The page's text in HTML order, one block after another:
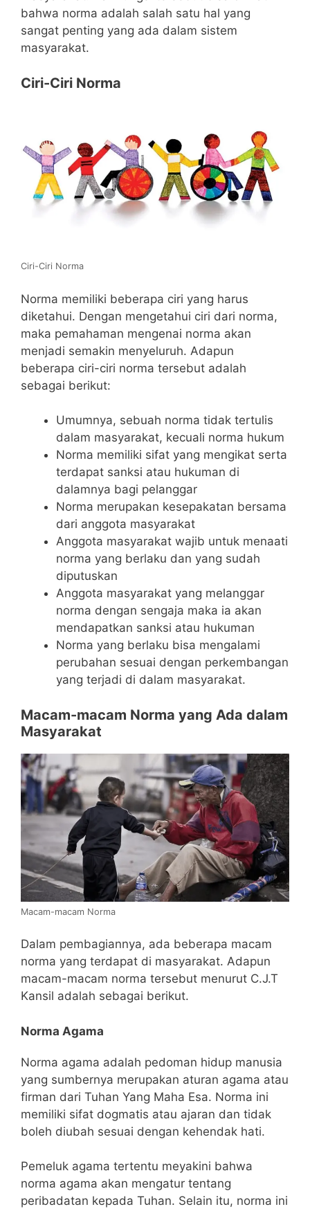
bahwa norma adalah salah satu hal yang
sangat penting yang ada dalam sistem
masyarakat.
Ciri-Ciri Norma
Ciri-Ciri Norma
Norma memiliki beberapa ciri yang harus
diketahui. Dengan mengetahui ciri dari norma,
maka pemahaman mengenai norma akan
menjadi semakin menyeluruh. Adapun
beberapa ciri-ciri norma tersebut adalah
sebagai berikut:
Umumnya, sebuah norma tidak tertulis
dalam masyarakat, kecuali norma hukum
Norma memiliki sifat yang mengikat serta
terdapat sanksi atau hukuman di
dalamnya bagi pelanggar
Norma merupakan kesepakatan bersama
dari anggota masyarakat
Anggota masyarakat wajib untuk menaati
norma yang berlaku dan yang sudah
diputuskan
Anggota masyarakat yang melanggar
norma dengan sengaja maka ia akan
mendapatkan sanksi atau hukuman
Norma yang berlaku bisa mengalami
perubahan sesuai dengan perkembangan
yang terjadi di dalam masyarakat.
Macam-macam Norma yang Ada dalam
Masyarakat
Macam-macam Norma
Dalam pembagiannya, ada beberapa macam
norma yang terdapat di masyarakat. Adapun
macam-macam norma tersebut menurut C.J.T
Kansil adalah sebagai berikut.
Norma Agama
Norma agama adalah pedoman hidup manusia
yang sumbernya merupakan aturan agama atau
firman dari Tuhan Yang Maha Esa. Norma ini
memiliki sifat dogmatis atau ajaran dan tidak
boleh diubah sesuai dengan kehendak hati.
Pemeluk agama tertentu meyakini bahwa
norma agama akan mengatur tentang
peribadatan kepada Tuhan. Selain itu, norma ini